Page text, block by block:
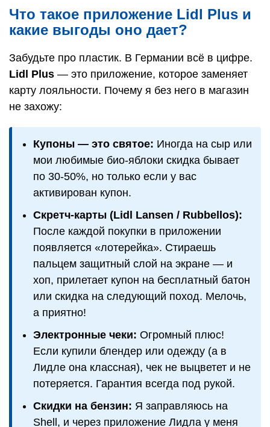
Что такое приложение Lidl Plus и
какие выгоды оно дает?
Забудьте про пластик. В Германии всё в цифре.
Lidl Plus — это приложение, которое заменяет
карту лояльности. Почему я без него в магазин
не захожу:
Купоны — это святое: Иногда на сыр или
мои любимые био-яблоки скидка бывает
по 30-50%, но только если у вас
активирован купон.
Скретч-карты (Lidl Lansen / Rubbellos):
После каждой покупки в приложении
появляется «лотерейка». Стираешь
пальцем защитный слой на экране — и
хоп, прилетает купон на бесплатный батон
или скидка на следующий поход. Мелочь,
а приятно!
Электронные чеки: Огромный плюс!
Если купили блендер или одежду (а в
Лидле она классная), чек не выцветет и не
потеряется. Гарантия всегда под рукой.
Скидки на бензин: Я заправляюсь на
Shell, и через приложение Лидла у меня